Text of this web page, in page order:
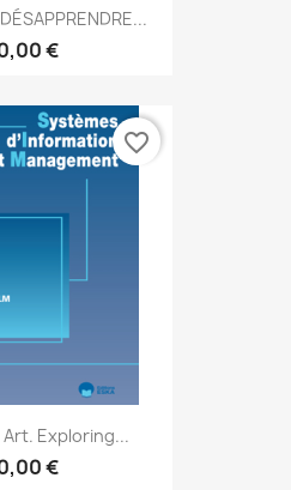
€
Art. Exploring...
€
favorite_border